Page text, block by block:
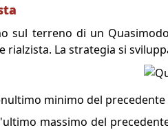
sul terreno di un
rialzista. La strategia si
minimo del
massimo del